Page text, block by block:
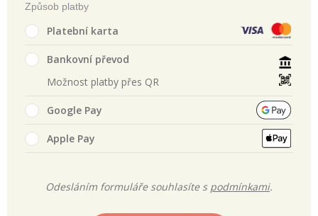
Způsob platby
Platební karta
Bankovní převod
Možnost platby přes QR
Google Pay
Apple Pay
Odesláním formuláře souhlasíte s podmínkami.